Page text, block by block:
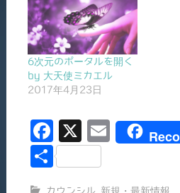
6次元のポータルを開く
by 大天使ミカエル
2017年4月23日
F
a
X
E
共